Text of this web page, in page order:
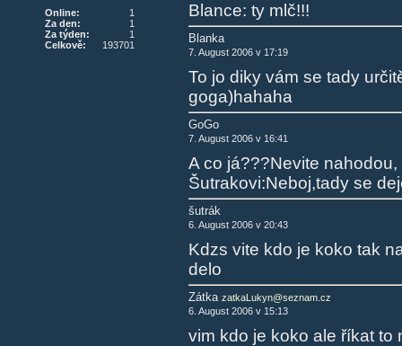
Online:
1
Za den:
1
Za týden:
1
Celkově:
193701
Blance: ty mlč!!!
Blanka
7. August 2006 v 17:19
To jo diky vám se tady
goga)hahaha
GoGo
7. August 2006 v 16:41
A co já???Nevite
Šutrakovi:Neboj,tady se
šutrák
6. August 2006 v 20:43
Kdzs vite kdo je koko tak
delo
Zátka zatkaLukyn@seznam.cz
6. August 2006 v 15:13
vim kdo je koko ale říkat to